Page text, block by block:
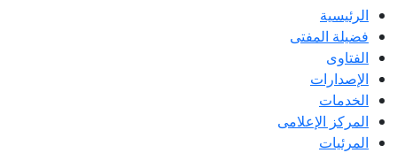
الرئيسية
فضيلة المفتى
الفتاوى
الإصدارات
الخدمات
المركز الإعلامى
المرئيات